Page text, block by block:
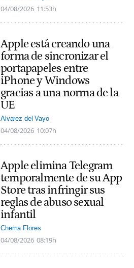
04/08/2026 11:53h
Apple está creando una
forma de sincronizar el
portapapeles entre
iPhone y Windows
gracias a una norma de la
UE
Alvarez del Vayo
04/08/2026 10:07h
Apple elimina Telegram
temporalmente de su App
Store tras infringir sus
reglas de abuso sexual
infantil
Chema Flores
04/08/2026 08:19h